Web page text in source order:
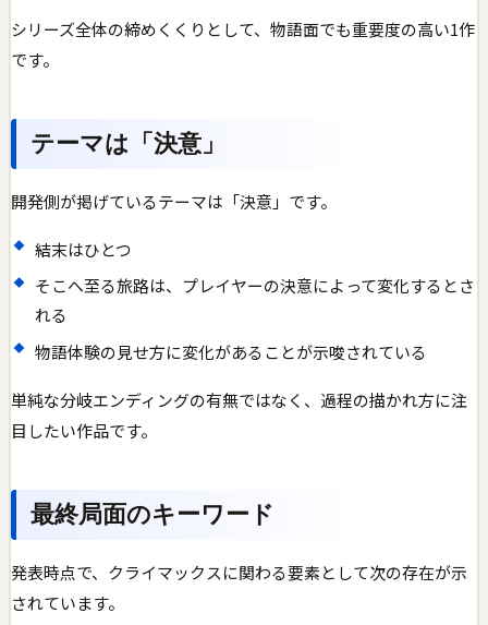
シリーズ全体の締めくくりとして、物語面でも重要度の高い1作
です。
テーマは「決意」
開発側が掲げているテーマは「決意」です。
結末はひとつ
そこへ至る旅路は、プレイヤーの決意によって変化するとさ
れる
物語体験の見せ方に変化があることが示唆されている
単純な分岐エンディングの有無ではなく、過程の描かれ方に注
目したい作品です。
最終局面のキーワード
発表時点で、クライマックスに関わる要素として次の存在が示
されています。